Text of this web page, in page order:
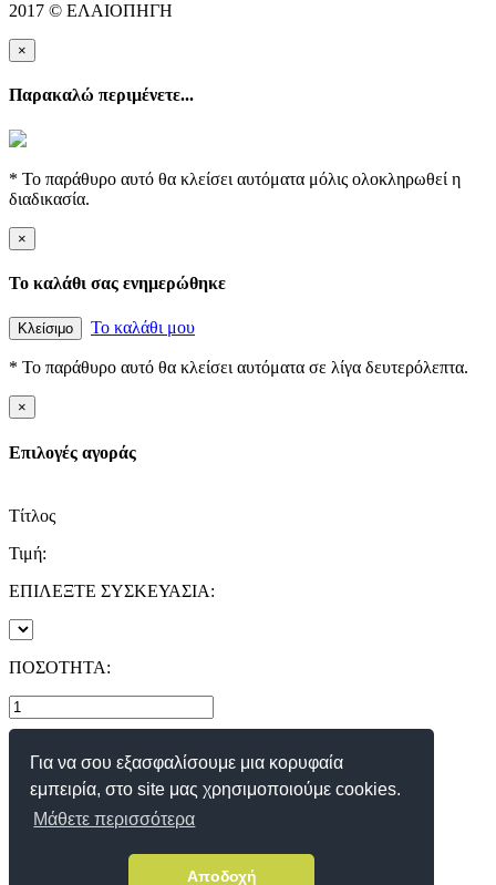
Για να σου εξασφαλίσουμε μια κορυφαία
εμπειρία, στο site μας χρησιμοποιούμε cookies.
Μάθετε περισσότερα
Αποδοχή
2017 © ΕΛΑΙΟΠΗΓΗ
×
Παρακαλώ περιμένετε...
* Το παράθυρο αυτό θα κλείσει αυτόματα μόλις ολοκληρωθεί η
διαδικασία.
×
Το καλάθι σας ενημερώθηκε
Κλείσιμο Το καλάθι μου
* Το παράθυρο αυτό θα κλείσει αυτόματα σε λίγα δευτερόλεπτα.
×
Επιλογές αγοράς
Τίτλος
Τιμή:
ΕΠΙΛΕΞΤΕ ΣΥΣΚΕΥΑΣΙΑ:
ΠΟΣΟΤΗΤΑ:
ΣΤΟ ΚΑΛΑΘΙ
Κλείσιμο